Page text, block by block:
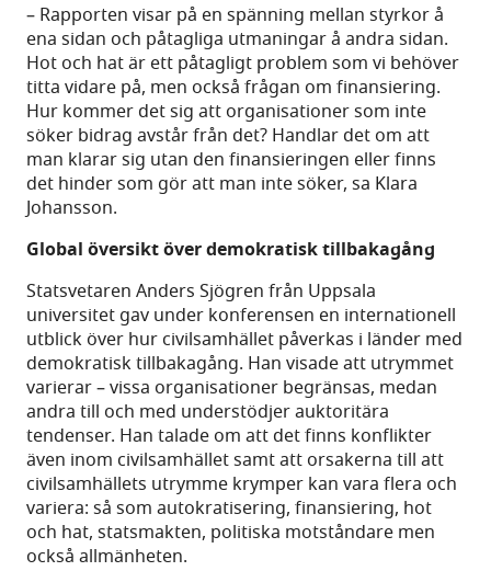
– Rapporten visar på en spänning mellan styrkor å
ena sidan och påtagliga utmaningar å andra sidan.
Hot och hat är ett påtagligt problem som vi behöver
titta vidare på, men också frågan om finansiering.
Hur kommer det sig att organisationer som inte
söker bidrag avstår från det? Handlar det om att
man klarar sig utan den finansieringen eller finns
det hinder som gör att man inte söker, sa Klara
Johansson.
Global översikt över demokratisk tillbakagång
Statsvetaren Anders Sjögren från Uppsala
universitet gav under konferensen en internationell
utblick över hur civilsamhället påverkas i länder med
demokratisk tillbakagång. Han visade att utrymmet
varierar – vissa organisationer begränsas, medan
andra till och med understödjer auktoritära
tendenser. Han talade om att det finns konflikter
även inom civilsamhället samt att orsakerna till att
civilsamhällets utrymme krymper kan vara flera och
variera: så som autokratisering, finansiering, hot
och hat, statsmakten, politiska motståndare men
också allmänheten.